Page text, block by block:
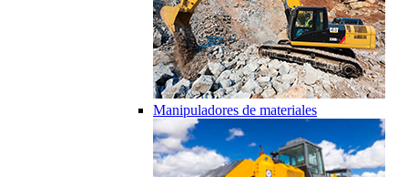
Manipuladores de materiales